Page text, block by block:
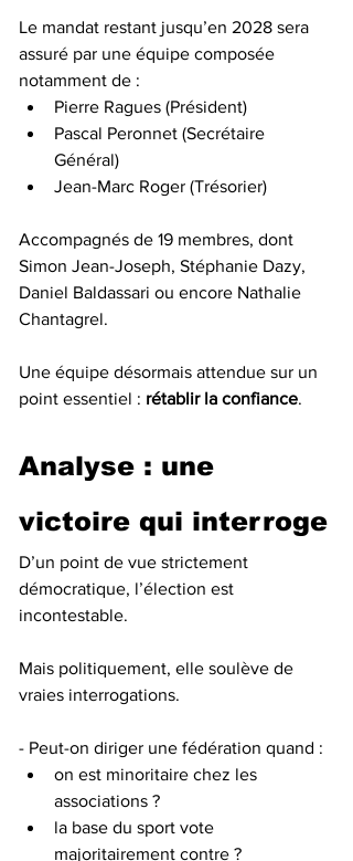
Le mandat restant jusqu’en 2028 sera
assuré par une équipe composée
notamment de :
Pierre Ragues (Président)
Pascal Peronnet (Secrétaire
Général)
Jean-Marc Roger (Trésorier)
Accompagnés de 19 membres, dont
Simon Jean-Joseph, Stéphanie Dazy,
Daniel Baldassari ou encore Nathalie
Chantagrel.
Une équipe désormais attendue sur un
point essentiel : rétablir la confiance.
Analyse : une
victoire qui interroge
D’un point de vue strictement
démocratique, l’élection est
incontestable.
Mais politiquement, elle soulève de
vraies interrogations.
- Peut-on diriger une fédération quand :
on est minoritaire chez les
associations ?
la base du sport vote
majoritairement contre ?